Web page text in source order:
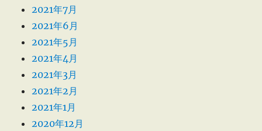
2021年7月
2021年6月
2021年5月
2021年4月
2021年3月
2021年2月
2021年1月
2020年12月